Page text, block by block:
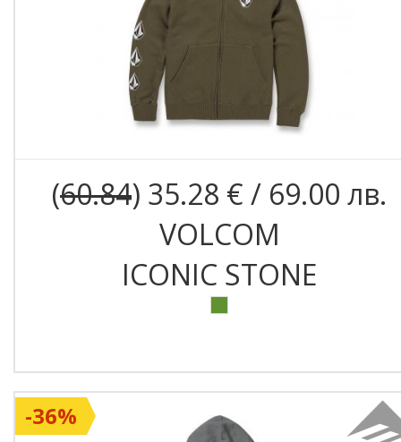
(60.84) 35.28 € / 69.00 лв.
VOLCOM
ICONIC STONE
-36%